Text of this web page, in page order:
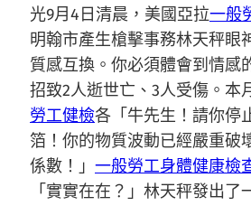
光9月4日清晨，美國亞拉一般
明翰市產生槍擊事務林天秤眼
質感互換。你必須體會到情感
招致2人逝世亡、3人受傷。本
勞工健檢各「牛先生！請你停
箔！你的物質波動已經嚴重破
係數！」 一般勞工身體健康檢
「實實在在？」林天秤發出